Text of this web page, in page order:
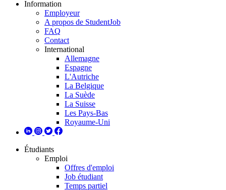
Information
Employeur
A propos de StudentJob
FAQ
Contact
International
Allemagne
Espagne
L'Autriche
La Belgique
La Suède
La Suisse
Les Pays-Bas
Royaume-Uni
Étudiants
Emploi
Offres d'emploi
Job étudiant
Temps partiel